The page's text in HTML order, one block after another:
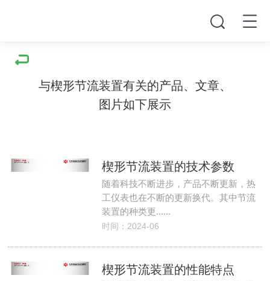
与楔形节流装置有关的产品、文章、
图片如下展示
楔形节流装置的技术参数
随着科技不断进步，产品不断更新，热
工仪表也在不断的更新换代。其中节流
装置的种类更......
时间：2024-06
楔形节流装置的性能特点